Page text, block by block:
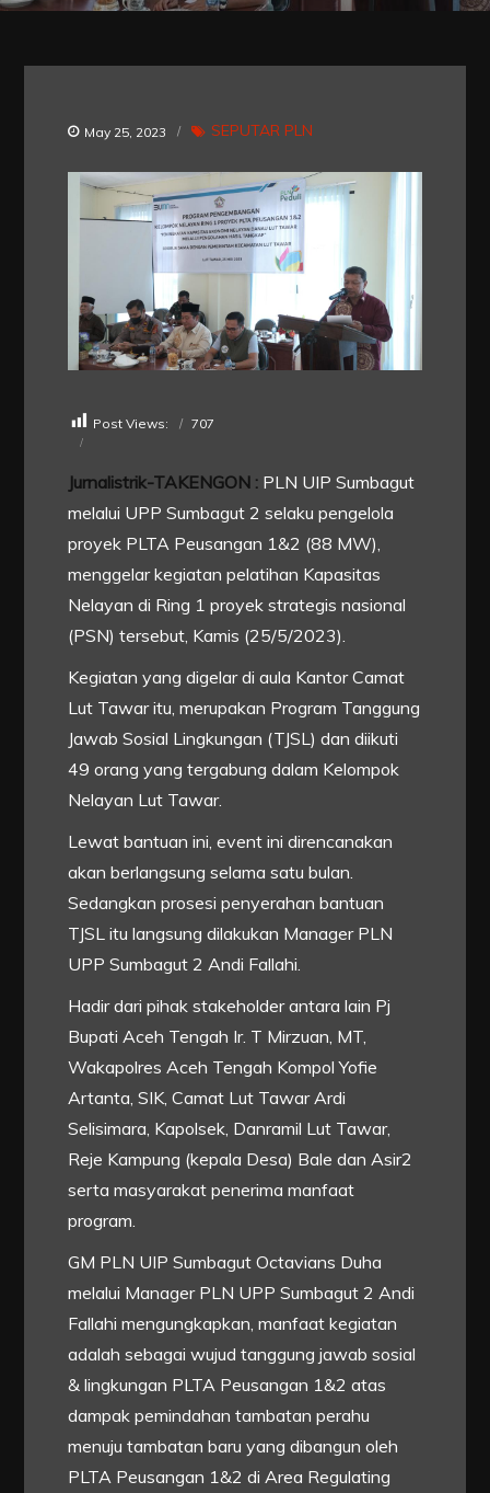
May 25, 2023 SEPUTAR PLN
Post Views: 707
Jurnalistrik-TAKENGON : PLN UIP Sumbagut
melalui UPP Sumbagut 2 selaku pengelola
proyek PLTA Peusangan 1&2 (88 MW),
menggelar kegiatan pelatihan Kapasitas
Nelayan di Ring 1 proyek strategis nasional
(PSN) tersebut, Kamis (25/5/2023).
Kegiatan yang digelar di aula Kantor Camat
Lut Tawar itu, merupakan Program Tanggung
Jawab Sosial Lingkungan (TJSL) dan diikuti
49 orang yang tergabung dalam Kelompok
Nelayan Lut Tawar.
Lewat bantuan ini, event ini direncanakan
akan berlangsung selama satu bulan.
Sedangkan prosesi penyerahan bantuan
TJSL itu langsung dilakukan Manager PLN
UPP Sumbagut 2 Andi Fallahi.
Hadir dari pihak stakeholder antara lain Pj
Bupati Aceh Tengah Ir. T Mirzuan, MT,
Wakapolres Aceh Tengah Kompol Yofie
Artanta, SIK, Camat Lut Tawar Ardi
Selisimara, Kapolsek, Danramil Lut Tawar,
Reje Kampung (kepala Desa) Bale dan Asir2
serta masyarakat penerima manfaat
program.
GM PLN UIP Sumbagut Octavians Duha
melalui Manager PLN UPP Sumbagut 2 Andi
Fallahi mengungkapkan, manfaat kegiatan
adalah sebagai wujud tanggung jawab sosial
& lingkungan PLTA Peusangan 1&2 atas
dampak pemindahan tambatan perahu
menuju tambatan baru yang dibangun oleh
PLTA Peusangan 1&2 di Area Regulating